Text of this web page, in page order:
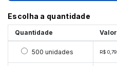
Escolha a quantidade
Quantidade
Selecionar 500 unidades
500 unidades R$